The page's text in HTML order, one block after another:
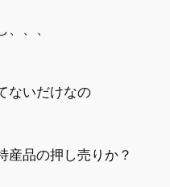
、、
いだけなの
品の押し売りか？